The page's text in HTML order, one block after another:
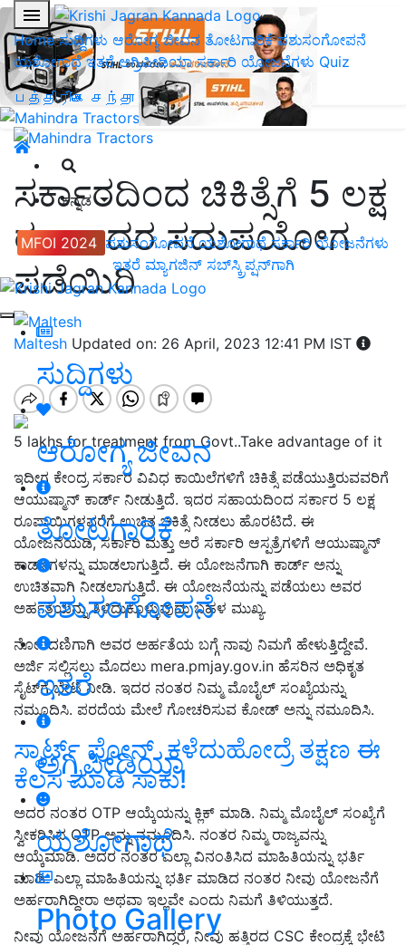
Home ಸುದ್ದಿಗಳು ಆರೋಗ್ಯ ಜೀವನ ತೋಟಗಾರಿಕೆಪಶುಸಂಗೋಪನೆ
ಯಶೋಗಾಥೆ ಇತರೆ ಅಗ್ರಿಪೀಡಿಯಾ ಸರ್ಕಾರಿ ಯೋಜನೆಗಳು Quiz
பத்திரிகை சந்தா
ಕನ್ನಡ
MFOI 2024 ಪಶುಸಂಗೋಪನೆ ಯಶೋಗಾಥೆ ಸರ್ಕಾರಿ ಯೋಜನೆಗಳು
ಇತರೆ ಮ್ಯಾಗಜಿನ್‌ ಸಬ್‌ಸ್ಕ್ರಿಪ್ಷನ್‌ಗಾಗಿ
ಸುದ್ದಿಗಳು
ಆರೋಗ್ಯ ಜೀವನ
ತೋಟಗಾರಿಕೆ
ಪಶುಸಂಗೋಪನೆ
ಇತರೆ
ಅಗ್ರಿಪೀಡಿಯಾ
ಯಶೋಗಾಥೆ
Photo Gallery
ಸರ್ಕಾರದಿಂದ ಚಿಕಿತ್ಸೆಗೆ 5 ಲಕ್ಷ
ರೂ..ಇದರ ಸದುಪಯೋಗ
ಪಡೆಯಿರಿ
Maltesh Updated on: 26 April, 2023 12:41 PM IST
5 lakhs for treatment from Govt..Take advantage of it
ಇದೀಗ ಕೇಂದ್ರ ಸರ್ಕಾರ ವಿವಿಧ ಕಾಯಿಲೆಗಳಿಗೆ ಚಿಕಿತ್ಸೆ ಪಡೆಯುತ್ತಿರುವವರಿಗೆ
ಆಯುಷ್ಮಾನ್ ಕಾರ್ಡ್ ನೀಡುತ್ತಿದೆ. ಇದರ ಸಹಾಯದಿಂದ ಸರ್ಕಾರ 5 ಲಕ್ಷ
ರೂಪಾಯಿಗಳವರೆಗೆ ಉಚಿತ ಚಿಕಿತ್ಸೆ ನೀಡಲು ಹೊರಟಿದೆ. ಈ
ಯೋಜನೆಯಡಿ, ಸರ್ಕಾರಿ ಮತ್ತು ಅರೆ ಸರ್ಕಾರಿ ಆಸ್ಪತ್ರೆಗಳಿಗೆ ಆಯುಷ್ಮಾನ್
ಕಾರ್ಡ್‌ಗಳನ್ನು ಮಾಡಲಾಗುತ್ತಿದೆ. ಈ ಯೋಜನೆಗಾಗಿ ಕಾರ್ಡ್ ಅನ್ನು
ಉಚಿತವಾಗಿ ನೀಡಲಾಗುತ್ತಿದೆ. ಈ ಯೋಜನೆಯನ್ನು ಪಡೆಯಲು ಅವರ
ಅರ್ಹತೆಯನ್ನು ತಿಳಿದುಕೊಳ್ಳುವುದು ಬಹಳ ಮುಖ್ಯ.
ನೋಂದಣಿಗಾಗಿ ಅವರ ಅರ್ಹತೆಯ ಬಗ್ಗೆ ನಾವು ನಿಮಗೆ ಹೇಳುತ್ತಿದ್ದೇವೆ.
ಅರ್ಜಿ ಸಲ್ಲಿಸಲು ಮೊದಲು mera.pmjay.gov.in ಹೆಸರಿನ ಅಧಿಕೃತ
ಸೈಟ್‌ಗೆ ಭೇಟಿ ನೀಡಿ. ಇದರ ನಂತರ ನಿಮ್ಮ ಮೊಬೈಲ್ ಸಂಖ್ಯೆಯನ್ನು
ನಮೂದಿಸಿ. ಪರದೆಯ ಮೇಲೆ ಗೋಚರಿಸುವ ಕೋಡ್ ಅನ್ನು ನಮೂದಿಸಿ.
ಸ್ಮಾರ್ಟ್‌ ಫೋನ್‌ ಕಳೆದುಹೋದ್ರೆ ತಕ್ಷಣ ಈ
ಕೆಲಸ ಮಾಡಿ ಸಾಕು!
ಅದರ ನಂತರ OTP ಆಯ್ಕೆಯನ್ನು ಕ್ಲಿಕ್ ಮಾಡಿ. ನಿಮ್ಮ ಮೊಬೈಲ್ ಸಂಖ್ಯೆಗೆ
ಸ್ವೀಕರಿಸಿದ OTP ಅನ್ನು ನಮೂದಿಸಿ. ನಂತರ ನಿಮ್ಮ ರಾಜ್ಯವನ್ನು
ಆಯ್ಕೆಮಾಡಿ. ಅದರ ನಂತರ ಎಲ್ಲಾ ವಿನಂತಿಸಿದ ಮಾಹಿತಿಯನ್ನು ಭರ್ತಿ
ಮಾಡಿ. ಎಲ್ಲಾ ಮಾಹಿತಿಯನ್ನು ಭರ್ತಿ ಮಾಡಿದ ನಂತರ ನೀವು ಯೋಜನೆಗೆ
ಅರ್ಹರಾಗಿದ್ದೀರಾ ಅಥವಾ ಇಲ್ಲವೇ ಎಂದು ನಿಮಗೆ ತಿಳಿಯುತ್ತದೆ.
ನೀವು ಯೋಜನೆಗೆ ಅರ್ಹರಾಗಿದ್ದರೆ, ನೀವು ಹತ್ತಿರದ CSC ಕೇಂದ್ರಕ್ಕೆ ಭೇಟಿ